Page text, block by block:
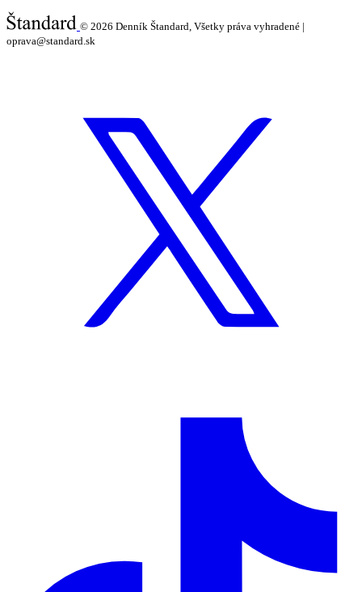
© 2026 Denník Štandard, Všetky práva vyhradené |
oprava@standard.sk